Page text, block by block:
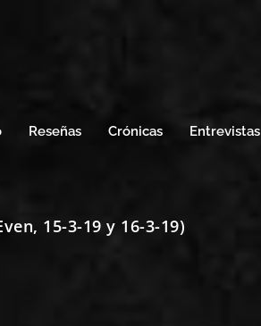
Reseñas Crónicas Entrevistas
15-3-19 y 16-3-19)